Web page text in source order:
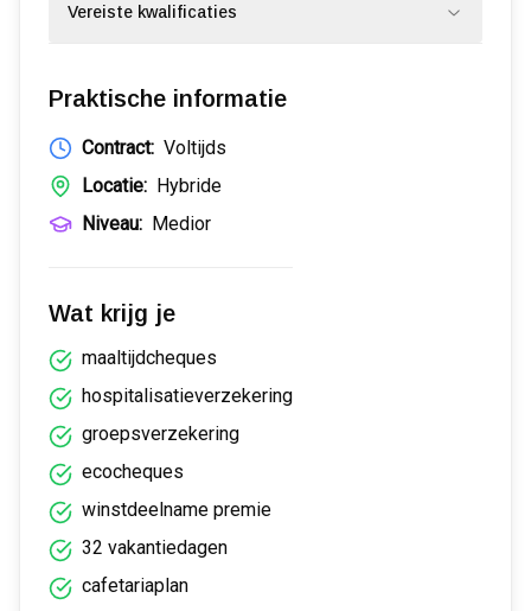
Vereiste kwalificaties
Praktische informatie
Contract: Voltijds
Locatie: Hybride
Niveau: Medior
Wat krijg je
maaltijdcheques
hospitalisatieverzekering
groepsverzekering
ecocheques
winstdeelname premie
32 vakantiedagen
cafetariaplan